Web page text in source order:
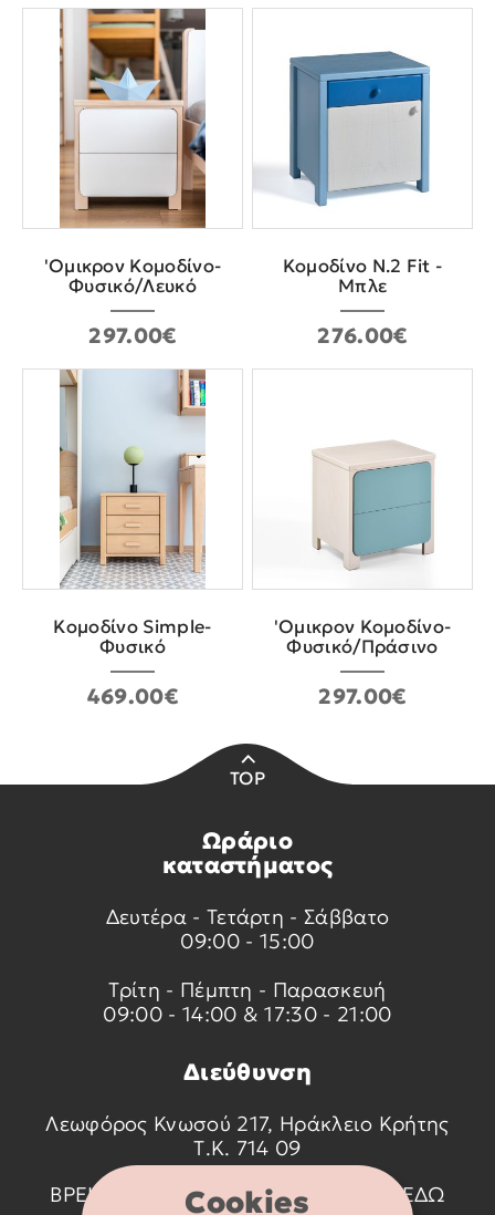
Cookies
'Oμικρον Κομοδίνο-
Φυσικό/Λευκό
297.00€
Κομοδίνο Ν.2 Fit -
Μπλε
276.00€
Κομοδίνο Simple-
Φυσικό
469.00€
'Ομικρον Κομοδίνο-
Φυσικό/Πράσινο
297.00€
TOP
Ωράριο
καταστήματος
Δευτέρα - Τετάρτη - Σάββατο
09:00 - 15:00
Τρίτη - Πέμπτη - Παρασκευή
09:00 - 14:00 & 17:30 - 21:00
Διεύθυνση
Λεωφόρος Κνωσού 217, Ηράκλειο Κρήτης
Τ.Κ. 714 09
ΒΡΕΙΤΕ ΜΑΣ ΣΤΟ ΧΑΡΤΗ ΠΑΤΩΝΤΑΣ
ΕΔΩ